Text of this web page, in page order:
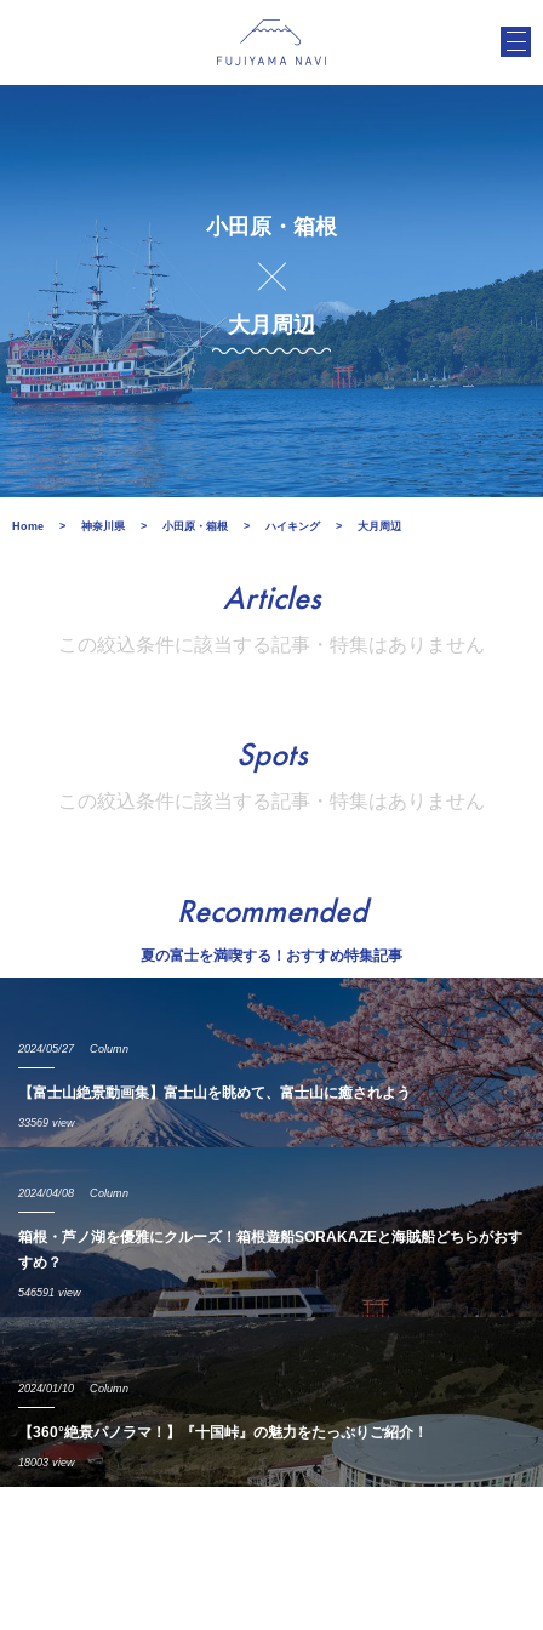
小田原・箱根
大月周辺
Home 神奈川県 小田原・箱根 ハイキング 大月周辺
Articles
この絞込条件に該当する記事・特集はありません
Spots
この絞込条件に該当する記事・特集はありません
Recommended
夏の富士を満喫する！おすすめ特集記事
2024/05/27 Column
【富士山絶景動画集】富士山を眺めて、富士山に癒されよう
33569 view
2024/04/08 Column
箱根・芦ノ湖を優雅にクルーズ！箱根遊船SORAKAZEと海賊船どちらがおす
すめ？
546591 view
2024/01/10 Column
【360°絶景パノラマ！】『十国峠』の魅力をたっぷりご紹介！
18003 view